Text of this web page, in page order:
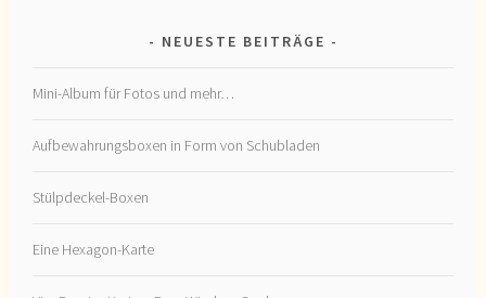
NEUESTE BEITRÄGE
Mini-Album für Fotos und mehr…
Aufbewahrungsboxen in Form von Schubladen
Stülpdeckel-Boxen
Eine Hexagon-Karte